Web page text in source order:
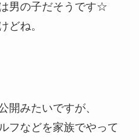
男の子だそうです☆
どね。
開みたいですが、
フなどを家族でやって